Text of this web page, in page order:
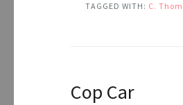
TAGGED WITH: C.
Cop Car